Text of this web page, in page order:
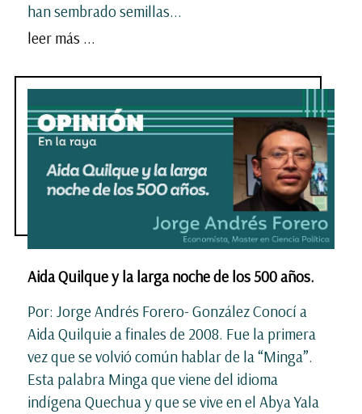
han sembrado semillas...
leer más ...
Aida Quilque y la larga noche de los 500 años.
Por: Jorge Andrés Forero- González Conocí a
Aida Quilquie a finales de 2008. Fue la primera
vez que se volvió común hablar de la “Minga”.
Esta palabra Minga que viene del idioma
indígena Quechua y que se vive en el Abya Yala